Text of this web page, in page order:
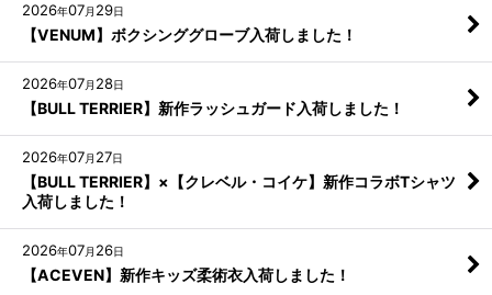
2026年07月 29日
【VENUM】ボクシンググローブ入荷しました！
2026年07月 28日
【BULL TERRIER】新作ラッシュガード入荷しました！
2026年07月 27日
【BULL TERRIER】×【クレベル・コイケ】新作コラボTシャツ
入荷しました！
2026年07月 26日
【ACEVEN】新作キッズ柔術衣入荷しました！